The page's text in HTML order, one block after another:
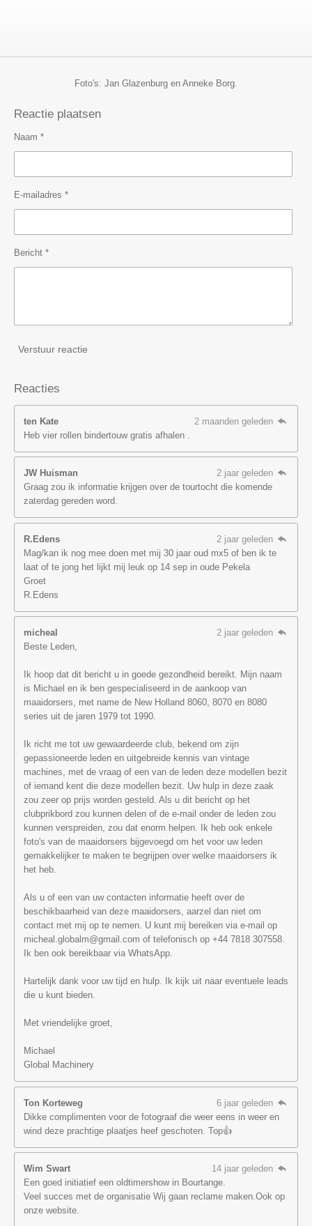
Foto's: Jan Glazenburg en Anneke Borg.
Reactie plaatsen
Naam *
E-mailadres *
Bericht *
Verstuur reactie
Reacties
ten Kate
2 maanden geleden
Heb vier rollen bindertouw gratis afhalen .
JW Huisman
2 jaar geleden
Graag zou ik informatie krijgen over de tourtocht die komende
zaterdag gereden word.
R.Edens
2 jaar geleden
Mag/kan ik nog mee doen met mij 30 jaar oud mx5 of ben ik te
laat of te jong het lijkt mij leuk op 14 sep in oude Pekela
Groet
R.Edens
micheal
2 jaar geleden
Beste Leden,
Ik hoop dat dit bericht u in goede gezondheid bereikt. Mijn naam
is Michael en ik ben gespecialiseerd in de aankoop van
maaidorsers, met name de New Holland 8060, 8070 en 8080
series uit de jaren 1979 tot 1990.
Ik richt me tot uw gewaardeerde club, bekend om zijn
gepassioneerde leden en uitgebreide kennis van vintage
machines, met de vraag of een van de leden deze modellen bezit
of iemand kent die deze modellen bezit. Uw hulp in deze zaak
zou zeer op prijs worden gesteld. Als u dit bericht op het
clubprikbord zou kunnen delen of de e-mail onder de leden zou
kunnen verspreiden, zou dat enorm helpen. Ik heb ook enkele
foto's van de maaidorsers bijgevoegd om het voor uw leden
gemakkelijker te maken te begrijpen over welke maaidorsers ik
het heb.
Als u of een van uw contacten informatie heeft over de
beschikbaarheid van deze maaidorsers, aarzel dan niet om
contact met mij op te nemen. U kunt mij bereiken via e-mail op
micheal.globalm@gmail.com of telefonisch op +44 7818 307558.
Ik ben ook bereikbaar via WhatsApp.
Hartelijk dank voor uw tijd en hulp. Ik kijk uit naar eventuele leads
die u kunt bieden.
Met vriendelijke groet,
Michael
Global Machinery
Ton Korteweg
6 jaar geleden
Dikke complimenten voor de fotograaf die weer eens in weer en
wind deze prachtige plaatjes heef geschoten. Top👍
Wim Swart
14 jaar geleden
Een goed initiatief een oldtimershow in Bourtange.
Veel succes met de organisatie Wij gaan reclame maken.Ook op
onze website.